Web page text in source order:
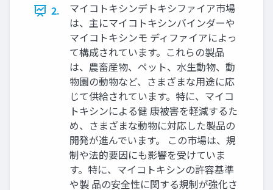
2.
マイコトキシンデトキシファイア市場
は、主にマイコトキシンバインダーや
マイコトキシンモ ディファイアによっ
て構成されています。これらの製品
は、農畜産物、ペット、水生動物、動
物園の動物など、さまざまな用途に応
じて供給されています。特に、マイコ
トキシンによる健 康被害を軽減するた
め、さまざまな動物に対応した製品の
開発が進んでいます。 この市場は、規
制や法的要因にも影響を受けていま
す。特に、マイコトキシンの許容基準
や製 品の安全性に関する規制が強化さ